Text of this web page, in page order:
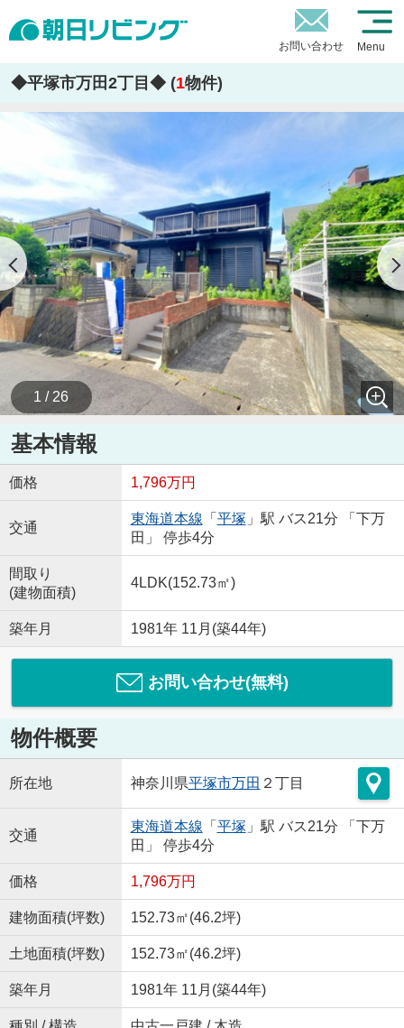
お問い合わせ Menu
◆平塚市万田2丁目◆ (1物件)
1 / 26
基本情報
価格 1,796万円
交通
東海道本線 「 平塚 」駅 バス21分 「下万
田」 停歩4分
間取り
(建物面積)
4LDK(152.73㎡)
築年月 1981年 11月(築44年)
お問い合わせ(無料)
物件概要
所在地 神奈川県平塚市万田 ２丁目
交通
東海道本線 「 平塚 」駅 バス21分 「下万
田」 停歩4分
価格 1,796万円
建物面積(坪数) 152.73㎡(46.2坪)
土地面積(坪数) 152.73㎡(46.2坪)
築年月 1981年 11月(築44年)